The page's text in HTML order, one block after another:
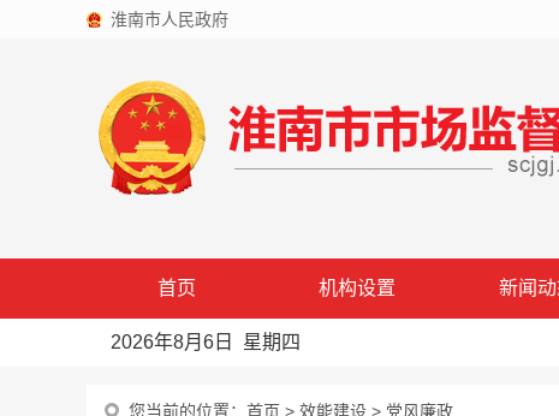
淮南市人民政府
首页 机构设置 新闻
2026年8月6日 星期四
您当前的位置： 首页 > 效能建设 > 党风廉政